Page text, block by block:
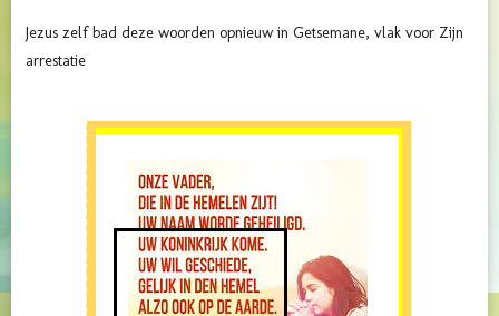
Jezus zelf bad deze woorden opnieuw in Getsemane, vlak voor Zijn
arrestatie